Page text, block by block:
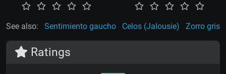
See also: Sentimiento gaucho Celos (Jalousie) Zorro gris
Ratings